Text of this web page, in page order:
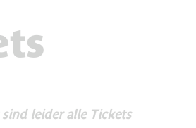
leider alle Tickets